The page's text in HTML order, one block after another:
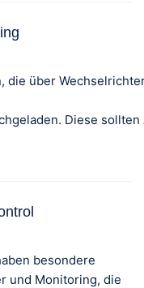
die über
besondere
und Monitoring, die